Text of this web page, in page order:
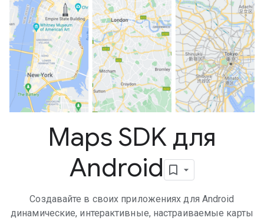
Maps SDK для
Android
Создавайте в своих приложениях для Android
динамические, интерактивные, настраиваемые карты